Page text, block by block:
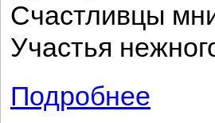
Счастливцы
Участья
Подробнее